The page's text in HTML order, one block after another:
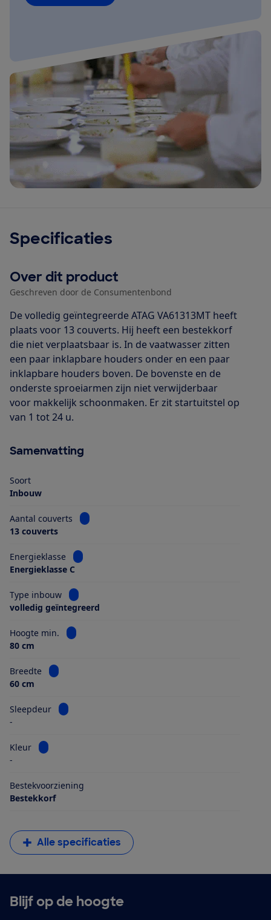
Specificaties
Over dit product
Geschreven door de Consumentenbond
De volledig geïntegreerde ATAG VA61313MT heeft
plaats voor 13 couverts. Hij heeft een bestekkorf
die niet verplaatsbaar is. In de vaatwasser zitten
een paar inklapbare houders onder en een paar
inklapbare houders boven. De bovenste en de
onderste sproeiarmen zijn niet verwijderbaar
voor makkelijk schoonmaken. Er zit startuitstel op
van 1 tot 24 u.
Samenvatting
Soort
Inbouw
Aantal couverts
Bekijk informatie voor Aantal couverts
13 couverts
Energieklasse
Bekijk informatie voor Energieklasse
Energieklasse C
Type inbouw
Bekijk informatie voor Type inbouw
volledig geïntegreerd
Hoogte min.
Bekijk informatie voor Hoogte min.
80 cm
Breedte
Bekijk informatie voor Breedte
60 cm
Sleepdeur
Bekijk informatie voor Sleepdeur
-
Kleur
Bekijk informatie voor Kleur
-
Bestekvoorziening
Bestekkorf
Alle specificaties
Blijf op de hoogte